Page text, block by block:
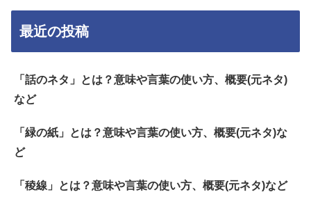
最近の投稿
「話のネタ」とは？意味や言葉の使い方、概要(元ネタ)
など
「緑の紙」とは？意味や言葉の使い方、概要(元ネタ)な
ど
「稜線」とは？意味や言葉の使い方、概要(元ネタ)など